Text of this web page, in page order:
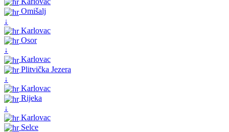
Omišalj
↓
Karlovac
Osor
↓
Karlovac
Plitvička Jezera
↓
Karlovac
Rijeka
↓
Karlovac
Selce